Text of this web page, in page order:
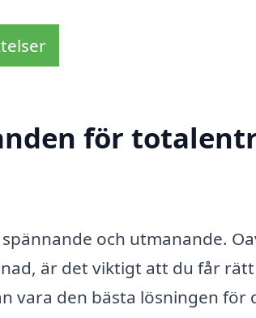
för
och utmanande.
är det viktigt att du får
vara den bästa lösningen för